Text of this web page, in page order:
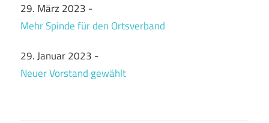
29. März 2023 -
Mehr Spinde für den Ortsverband
29. Januar 2023 -
Neuer Vorstand gewählt